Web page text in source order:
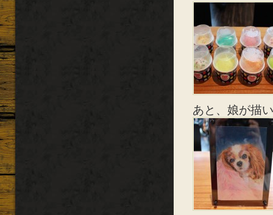
あと、娘が描